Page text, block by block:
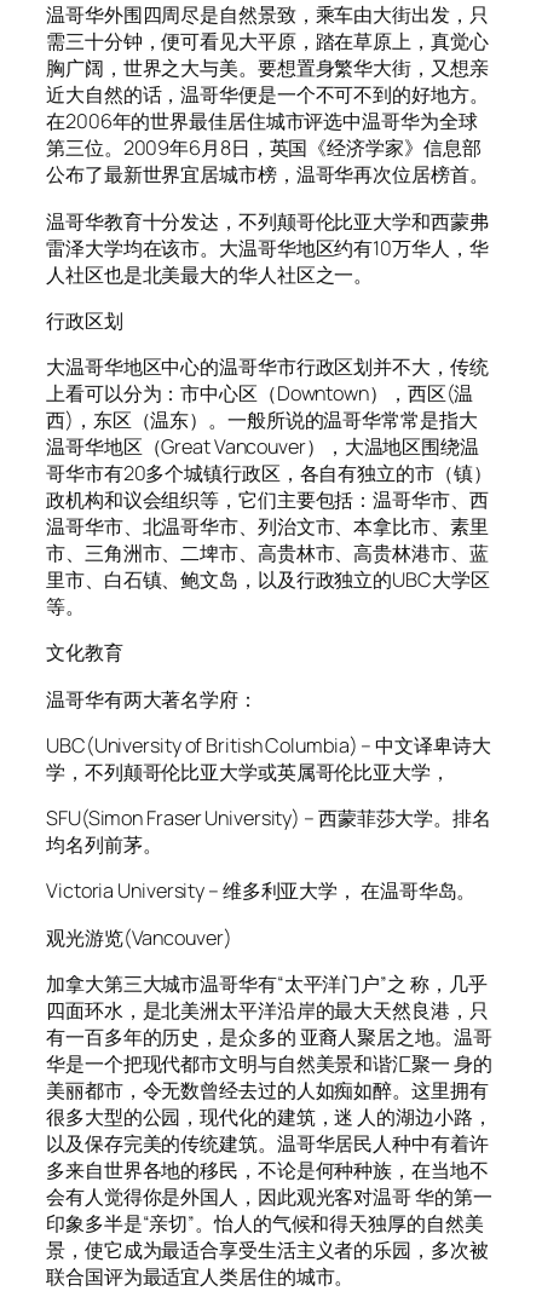
温哥华外围四周尽是自然景致，乘车由大街出发，只
需三十分钟，便可看见大平原，踏在草原上，真觉心
胸广阔，世界之大与美。要想置身繁华大街，又想亲
近大自然的话，温哥华便是一个不可不到的好地方。
在2006年的世界最佳居住城市评选中温哥华为全球
第三位。2009年6月8日，英国《经济学家》信息部
公布了最新世界宜居城市榜，温哥华再次位居榜首。
温哥华教育十分发达，不列颠哥伦比亚大学和西蒙弗
雷泽大学均在该市。大温哥华地区约有10万华人，华
人社区也是北美最大的华人社区之一。
行政区划
大温哥华地区中心的温哥华市行政区划并不大，传统
上看可以分为：市中心区（Downtown），西区(温
西)，东区（温东）。一般所说的温哥华常常是指大
温哥华地区（Great Vancouver），大温地区围绕温
哥华市有20多个城镇行政区，各自有独立的市（镇）
政机构和议会组织等，它们主要包括：温哥华市、西
温哥华市、北温哥华市、列治文市、本拿比市、素里
市、三角洲市、二埤市、高贵林市、高贵林港市、蓝
里市、白石镇、鲍文岛，以及行政独立的UBC大学区
等。
文化教育
温哥华有两大著名学府：
UBC(University of British Columbia) – 中文译卑诗大
学，不列颠哥伦比亚大学或英属哥伦比亚大学，
SFU(Simon Fraser University) – 西蒙菲莎大学。排名
均名列前茅。
Victoria University – 维多利亚大学， 在温哥华岛。
观光游览(Vancouver)
加拿大第三大城市温哥华有“太平洋门户”之 称，几乎
四面环水，是北美洲太平洋沿岸的最大天然良港，只
有一百多年的历史，是众多的 亚裔人聚居之地。温哥
华是一个把现代都市文明与自然美景和谐汇聚一 身的
美丽都市，令无数曾经去过的人如痴如醉。这里拥有
很多大型的公园，现代化的建筑，迷 人的湖边小路，
以及保存完美的传统建筑。温哥华居民人种中有着许
多来自世界各地的移民，不论是何种种族，在当地不
会有人觉得你是外国人，因此观光客对温哥 华的第一
印象多半是“亲切”。怡人的气候和得天独厚的自然美
景，使它成为最适合享受生活主义者的乐园，多次被
联合国评为最适宜人类居住的城市。